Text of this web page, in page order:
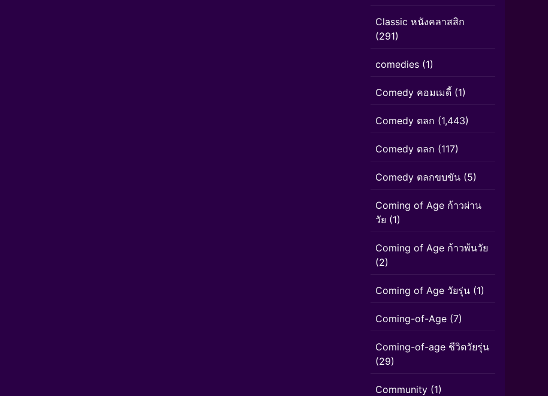
Classic หนังคลาสสิก
(291)
comedies (1)
Comedy คอมเมดี้ (1)
Comedy ตลก (1,443)
Comedy ตลก (117)
Comedy ตลกขบขัน (5)
Coming of Age ก้าวผ่าน
วัย (1)
Coming of Age ก้าวพ้นวัย
(2)
Coming of Age วัยรุ่น (1)
Coming-of-Age (7)
Coming-of-age ชีวิตวัยรุ่น
(29)
Community (1)